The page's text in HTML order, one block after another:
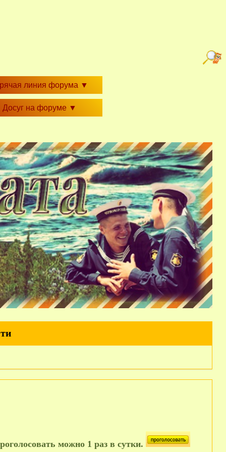
линия форума ▼
Досуг на форуме ▼
можно 1 раз в сутки.